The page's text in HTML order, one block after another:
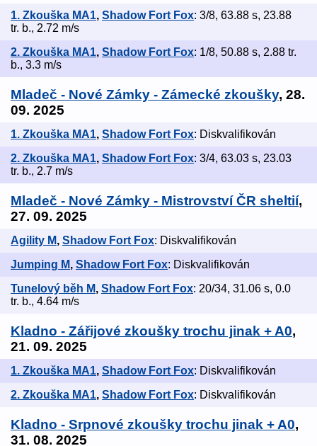
1. Zkouška MA1, Shadow Fort Fox: 3/8, 63.88 s, 23.88
tr. b., 2.72 m/s
2. Zkouška MA1, Shadow Fort Fox: 1/8, 50.88 s, 2.88 tr.
b., 3.3 m/s
Mladeč - Nové Zámky - Zámecké zkoušky, 28.
09. 2025
1. Zkouška MA1, Shadow Fort Fox: Diskvalifikován
2. Zkouška MA1, Shadow Fort Fox: 3/4, 63.03 s, 23.03
tr. b., 2.7 m/s
Mladeč - Nové Zámky - Mistrovství ČR sheltií,
27. 09. 2025
Agility M, Shadow Fort Fox: Diskvalifikován
Jumping M, Shadow Fort Fox: Diskvalifikován
Tunelový běh M, Shadow Fort Fox: 20/34, 31.06 s, 0.0
tr. b., 4.64 m/s
Kladno - Zářijové zkoušky trochu jinak + A0,
21. 09. 2025
1. Zkouška MA1, Shadow Fort Fox: Diskvalifikován
2. Zkouška MA1, Shadow Fort Fox: Diskvalifikován
Kladno - Srpnové zkoušky trochu jinak + A0,
31. 08. 2025